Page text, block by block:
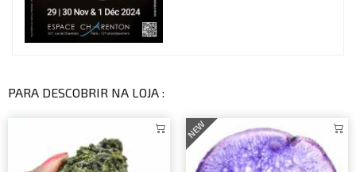
PARA DESCOBRIR NA LOJA :
NEW